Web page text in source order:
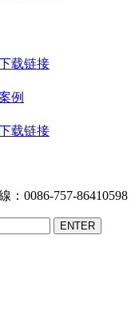
载链接
例
载链接
：0086-757-86410598